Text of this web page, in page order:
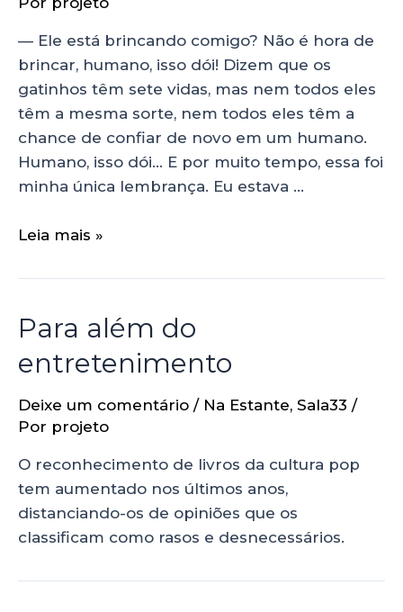
— Ele está brincando comigo? Não é hora de
brincar, humano, isso dói! Dizem que os
gatinhos têm sete vidas, mas nem todos eles
têm a mesma sorte, nem todos eles têm a
chance de confiar de novo em um humano.
Humano, isso dói… E por muito tempo, essa foi
minha única lembrança. Eu estava …
Leia mais »
Para além do
entretenimento
Deixe um comentário / Na Estante, Sala33 /
Por projeto
O reconhecimento de livros da cultura pop
tem aumentado nos últimos anos,
distanciando-os de opiniões que os
classificam como rasos e desnecessários.